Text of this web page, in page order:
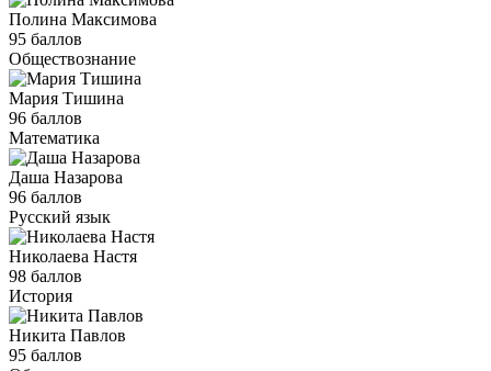
Полина Максимова
95 баллов
Обществознание
Мария Тишина
96 баллов
Математика
Даша Назарова
96 баллов
Русский язык
Николаева Настя
98 баллов
История
Никита Павлов
95 баллов